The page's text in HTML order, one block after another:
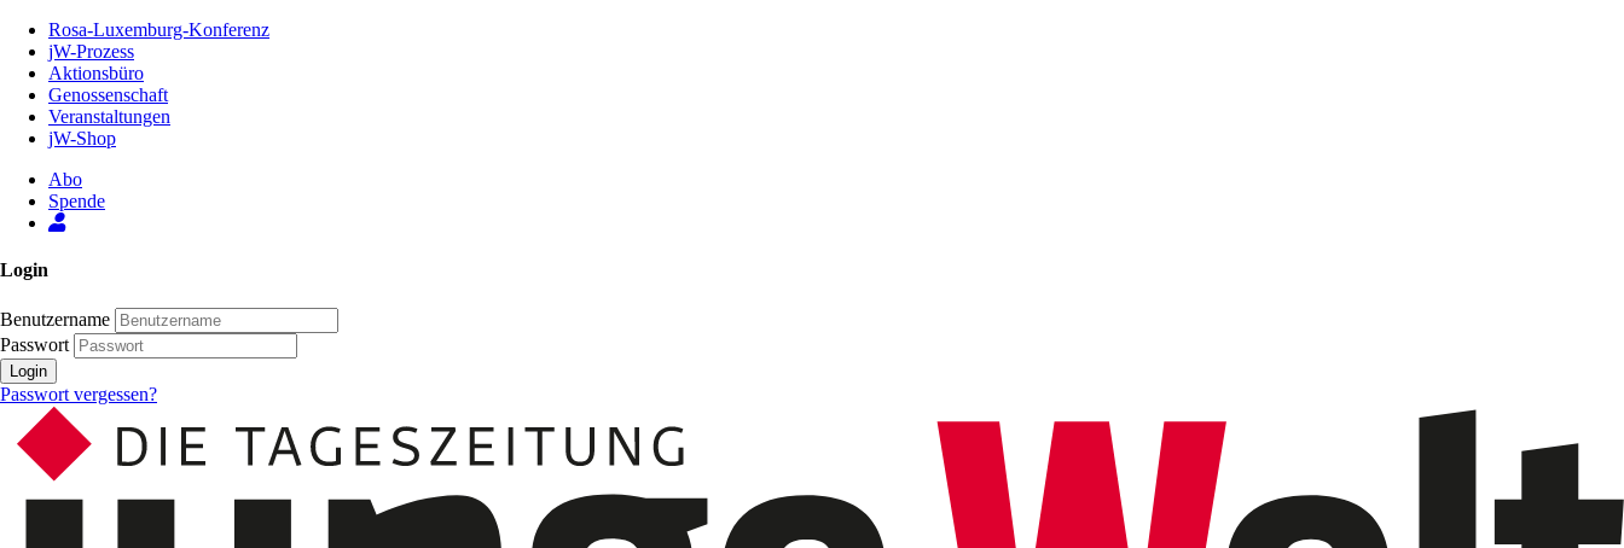
Inhalt
Seite
Rosa-Luxemburg-Konferenz
jW-Prozess
Aktionsbüro
Genossenschaft
Veranstaltungen
jW-Shop
Abo
Spende
Login
Benutzername
Passwort
Login
Passwort vergessen?